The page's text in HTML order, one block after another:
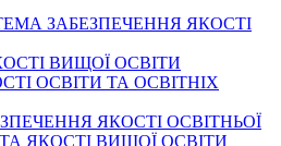
ЗАБЕЗПЕЧЕННЯ ЯКОСТІ
ВИЩОЇ ОСВІТИ
ОСВІТИ ТА ОСВІТНІХ
ЯКОСТІ ОСВІТНЬОЇ
ЯКОСТІ ВИЩОЇ ОСВІТИ